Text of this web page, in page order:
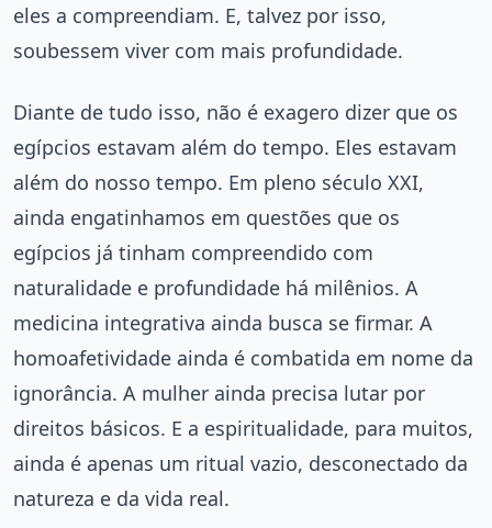
eles a compreendiam. E, talvez por isso,
soubessem viver com mais profundidade.
Diante de tudo isso, não é exagero dizer que os
egípcios estavam além do tempo. Eles estavam
além do nosso tempo. Em pleno século XXI,
ainda engatinhamos em questões que os
egípcios já tinham compreendido com
naturalidade e profundidade há milênios. A
medicina integrativa ainda busca se firmar. A
homoafetividade ainda é combatida em nome da
ignorância. A mulher ainda precisa lutar por
direitos básicos. E a espiritualidade, para muitos,
ainda é apenas um ritual vazio, desconectado da
natureza e da vida real.